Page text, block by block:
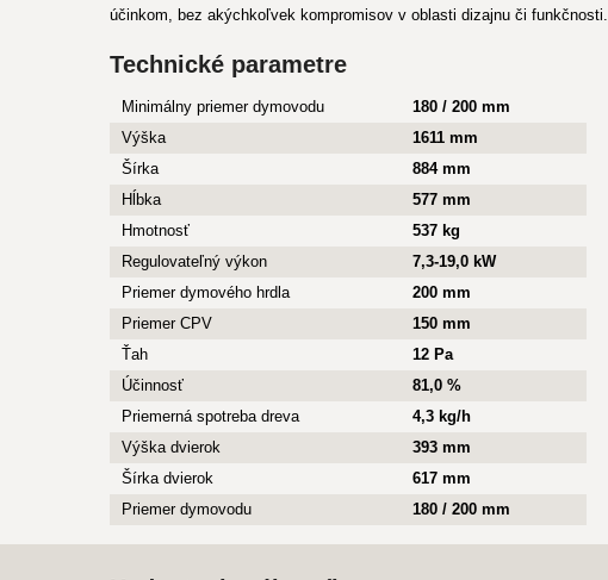
účinkom, bez akýchkoľvek kompromisov v oblasti dizajnu či funkčnosti.
Technické parametre
Minimálny priemer dymovodu
180 / 200 mm
Výška
1611 mm
Šírka
884 mm
Hĺbka
577 mm
Hmotnosť
537 kg
Regulovateľný výkon
7,3-19,0 kW
Priemer dymového hrdla
200 mm
Priemer CPV
150 mm
Ťah
12 Pa
Účinnosť
81,0 %
Priemerná spotreba dreva
4,3 kg/h
Výška dvierok
393 mm
Šírka dvierok
617 mm
Priemer dymovodu
180 / 200 mm